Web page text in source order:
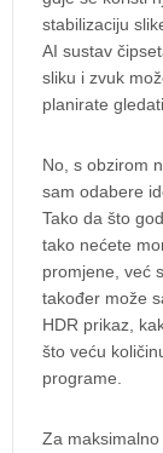
stabilizaciju
AI sustav
sliku i zvuk
planirate gledati.
No, s obzirom
sam odabere
Tako da što
tako nećete
promjene, već
također može
HDR prikaz,
što veću
programe.
Za